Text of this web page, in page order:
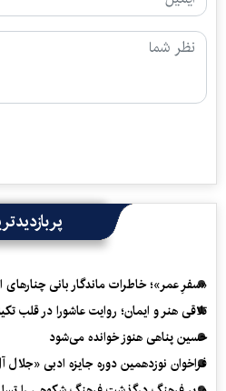
«سفرِ عمر»؛ خاطرات ماندگار بانی چنارهای
تلاقی هنر و ایمان؛ روایت عاشورا در قلب
حسین پناهی هنوز خوانده می‌شود
فراخوان نوزدهمین دوره جایزه ادبی